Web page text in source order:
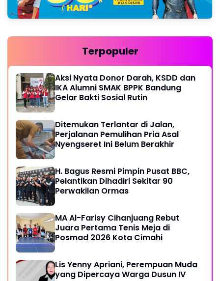
Terpopuler
Aksi Nyata Donor Darah, KSDD dan
IKA Alumni SMAK BPPK Bandung
Gelar Bakti Sosial Rutin
Ditemukan Terlantar di Jalan,
Perjalanan Pemulihan Pria Asal
Nyengseret Ini Belum Berakhir
H. Bagus Resmi Pimpin Pusat BBC,
Pelantikan Dihadiri Sekitar 90
Perwakilan Ormas
MA Al-Farisy Cihanjuang Rebut
Juara Pertama Tenis Meja di
Posmad 2026 Kota Cimahi
Lis Yenny Apriani, Perempuan Muda
yang Dipercaya Warga Dusun IV